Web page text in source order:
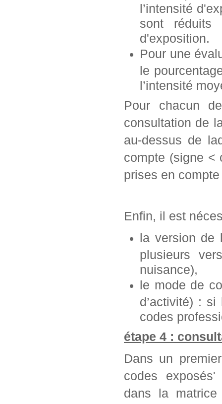
l’intensité
sont réduits
d'exposition.
Pour une
le
l’intensité
Pour chacun
consultation de
au-dessus de
compte (signe <
prises en
Enfin, il est
la version de
plusieurs
nuisance),
le mode de
d’activité) :
codes
étape 4 :
Dans un
codes
dans la